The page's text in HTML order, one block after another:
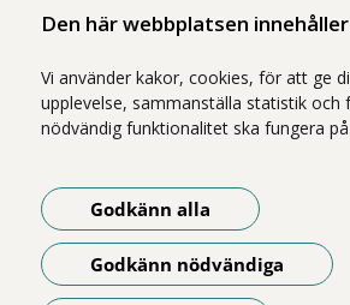
Den här webbplatsen
Vi använder kakor, cookies, för att ge
upplevelse, sammanställa statistik och
nödvändig funktionalitet ska fungera
Godkänn alla
Godkänn nödvändiga
Vi ingår i Stockholms läns sjukvårdsområde
sjukvård i Region Stockholms regi.
Om webbplatsen